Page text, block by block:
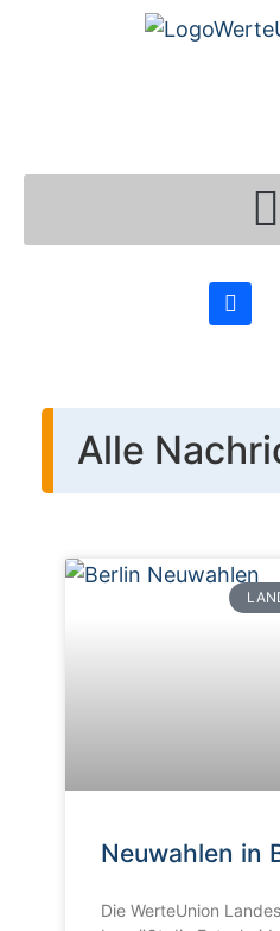
Alle
Neuwahlen in
Die WerteUnion